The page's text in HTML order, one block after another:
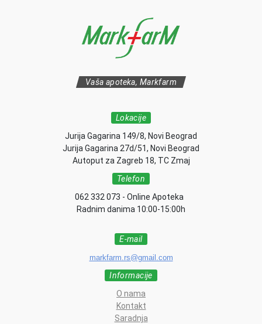
Vaša apoteka, Markfarm
Lokacije
Jurija Gagarina 149/8, Novi Beograd
Jurija Gagarina 27d/51, Novi Beograd
Autoput za Zagreb 18, TC Zmaj
Telefon
062 332 073 - Online Apoteka
Radnim danima 10:00-15:00h
E-mail
markfarm.rs@gmail.com
Informacije
O nama
Kontakt
Saradnja